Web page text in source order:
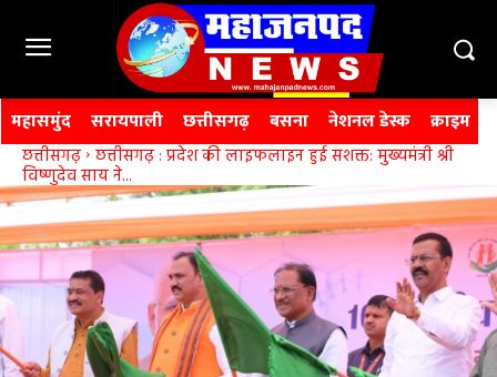
महासमुंद सरायपाली छत्तीसगढ़ बसना नेशनल डेस्क क्राइम
छत्तीसगढ़ छत्तीसगढ़ : प्रदेश की लाइफलाइन हुई सशक्त: मुख्यमंत्री श्री
विष्णुदेव साय ने...